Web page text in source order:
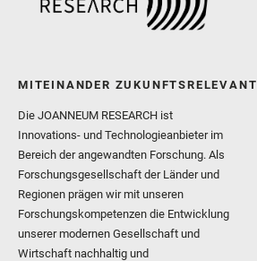
MITEINANDER ZUKUNFTSRELEVANT
Die JOANNEUM RESEARCH ist
Innovations- und Technologieanbieter im
Bereich der angewandten Forschung. Als
Forschungsgesellschaft der Länder und
Regionen prägen wir mit unseren
Forschungskompetenzen die Entwicklung
unserer modernen Gesellschaft und
Wirtschaft nachhaltig und